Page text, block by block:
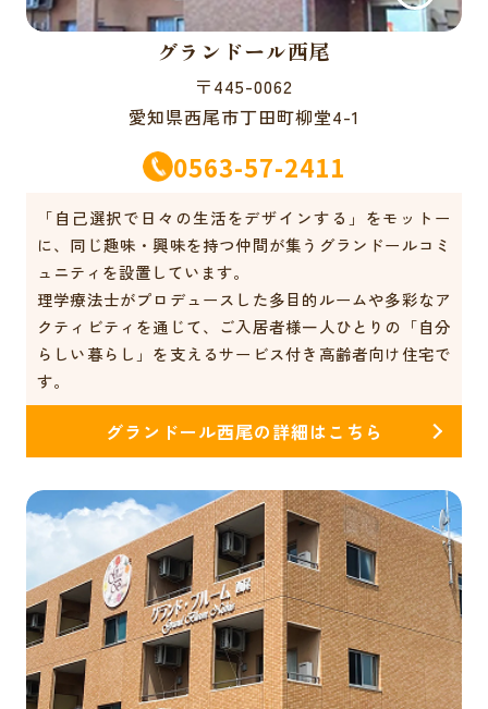
グランドール西尾
〒445-0062
愛知県西尾市丁田町柳堂4-1
0563-57-2411
「自己選択で日々の生活をデザインする」をモットー
に、同じ趣味・興味を持つ仲間が集うグランドールコミ
ュニティを設置しています。
理学療法士がプロデュースした多目的ルームや多彩なア
クティビティを通じて、ご入居者様一人ひとりの「自分
らしい暮らし」を支えるサービス付き高齢者向け住宅で
す。
グランドール西尾の詳細はこちら